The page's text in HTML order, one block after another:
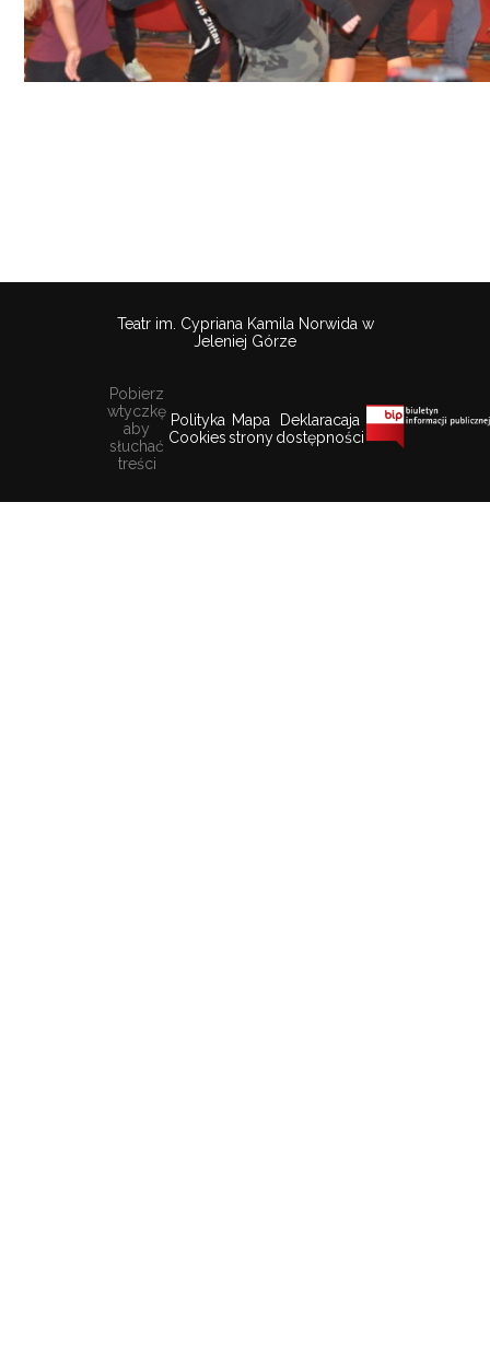
Teatr im. Cypriana Kamila Norwida w
Jeleniej Górze
Pobierz
wtyczkę
aby
słuchać
treści
Polityka
Cookies
Mapa
strony
Deklaracaja
dostępności